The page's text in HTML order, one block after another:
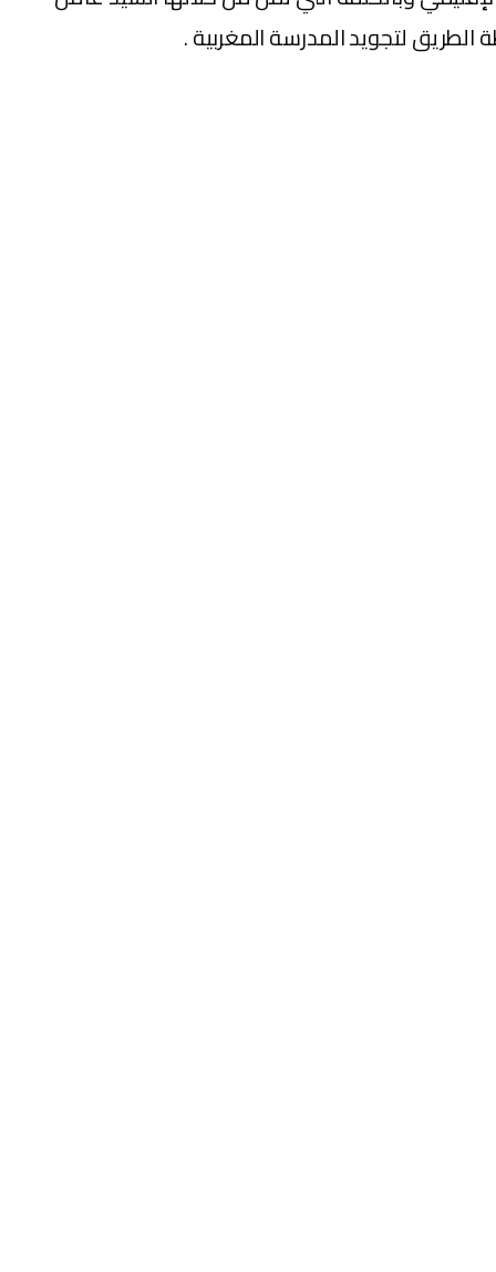
لتجويد المدرسة المغربية .